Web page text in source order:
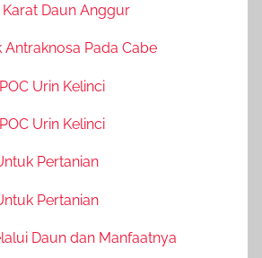
Daun Anggur
Antraknosa Pada Cabe
Urin Kelinci
Urin Kelinci
Pertanian
Pertanian
Daun dan Manfaatnya